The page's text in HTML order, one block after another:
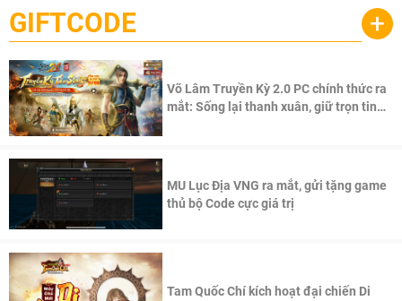
cầu, theo giấy phép chính thức từ công ty game Nhật Bản
Pocketpair, Inc.
GIFTCODE +
Võ Lâm Truyền Kỳ 2.0 PC chính thức ra
mắt: Sống lại thanh xuân, giữ trọn tinh
MU Lục Địa VNG ra mắt, gửi tặng game
thủ bộ Code cực giá trị
Tam Quốc Chí kích hoạt đại chiến Di